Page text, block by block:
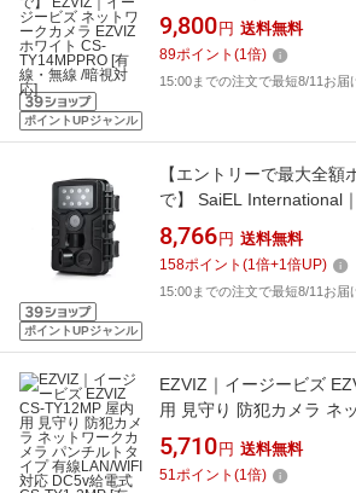
ポイントUPジャンル
EZVIZ ホワイト CS-
暗視対応]
9,800 円 送料無料
89ポイント (1倍)
15:00までの注文で最短8/11お届
ポイントUPジャンル
【エントリーで最大全額
で】 SaiEL International
ショナル サイエルインタ
イビジョン赤外線センサ
FIA1080
8,766 円 送料無料
158ポイント (1倍+1倍UP)
15:00までの注文で最短8/11お届
EZVIZ｜イージービズ
用 見守り 防犯カメラ ネ
チルトタイプ 有線LAN/
CS-TY1-2MP [有線・無線
5,710 円 送料無料
51ポイント (1倍)